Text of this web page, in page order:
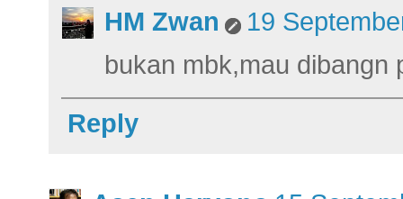
HM Zwan
19
bukan mbk,mau dibangn
Reply